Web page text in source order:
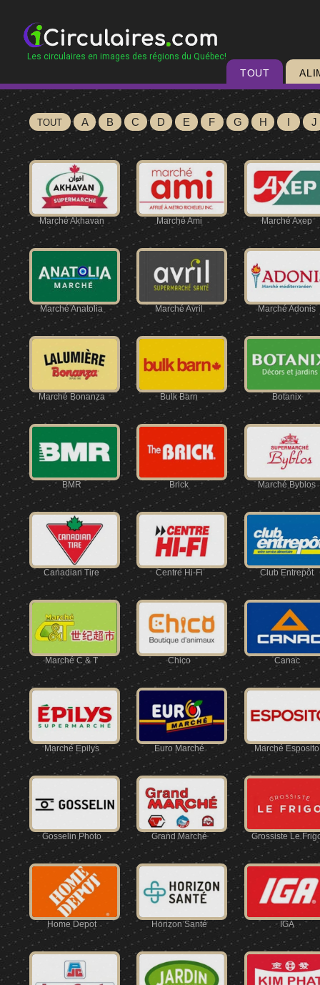
Les circulaires en images des régions du Québec!
TOUT
TOUT A B C D E F G H I J
Marché Akhavan Marché Ami Marché Axep
Marché Anatolia Marché Avril Marché Adonis
Marché Bonanza Bulk Barn Botanix
BMR Brick Marché Byblos
Canadian Tire Centre Hi-Fi Club Entrepôt
Marché C & T Chico Canac
Marché Épilys Euro Marché Marché Esposito
Gosselin Photo Grand Marché Grossiste Le
Home Depot Horizon Santé IGA